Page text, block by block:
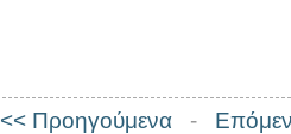
<< Προηγούμενα -